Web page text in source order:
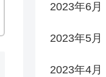
2023年6月
2023年5月
2023年4月